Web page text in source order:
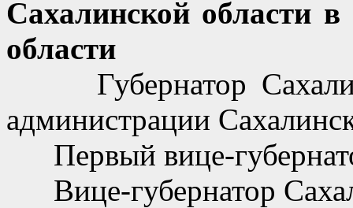
Сахалинской области
области
Губернатор
администрации
Первый вице-
Вице-губернатор